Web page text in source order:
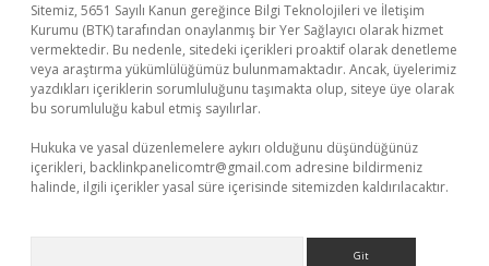
Sitemiz, 5651 Sayılı Kanun gereğince Bilgi Teknolojileri ve İletişim
Kurumu (BTK) tarafından onaylanmış bir Yer Sağlayıcı olarak hizmet
vermektedir. Bu nedenle, sitedeki içerikleri proaktif olarak denetleme
veya araştırma yükümlülüğümüz bulunmamaktadır. Ancak, üyelerimiz
yazdıkları içeriklerin sorumluluğunu taşımakta olup, siteye üye olarak
bu sorumluluğu kabul etmiş sayılırlar.
Hukuka ve yasal düzenlemelere aykırı olduğunu düşündüğünüz
içerikleri, backlinkpanelicomtr@gmail.com adresine bildirmeniz
halinde, ilgili içerikler yasal süre içerisinde sitemizden kaldırılacaktır.